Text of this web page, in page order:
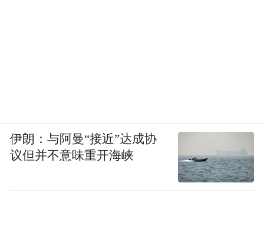
伊朗：与阿曼“接近”达成协
议但并不意味重开海峡